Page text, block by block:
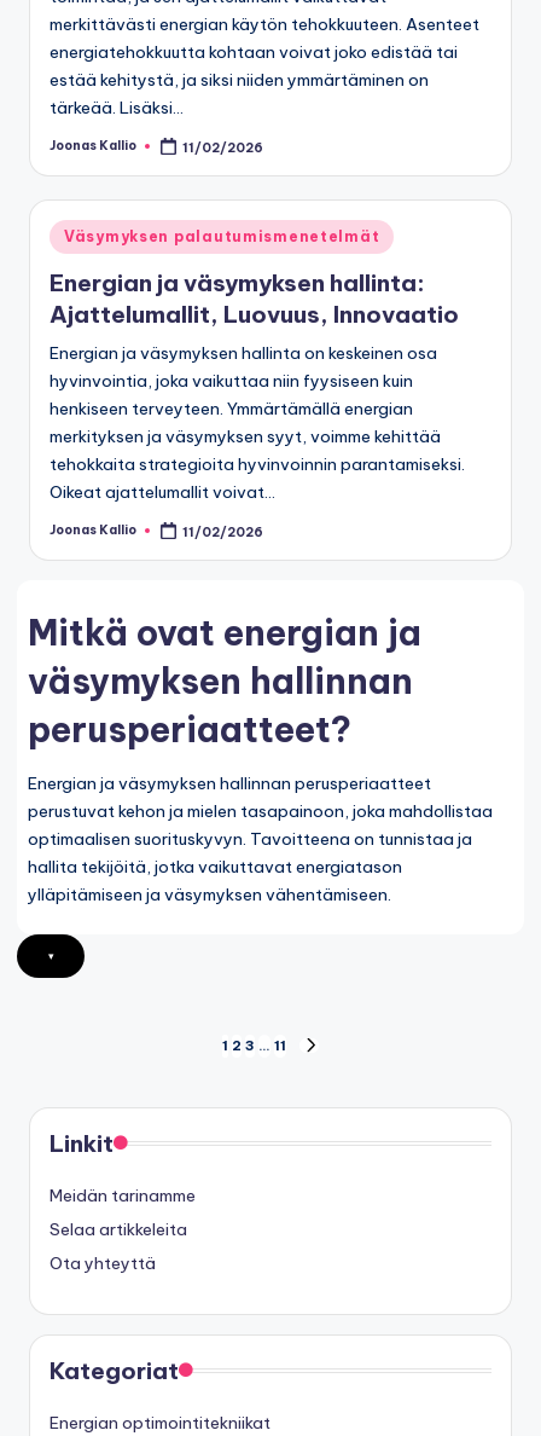
merkittävästi energian käytön tehokkuuteen. Asenteet
energiatehokkuutta kohtaan voivat joko edistää tai
estää kehitystä, ja siksi niiden ymmärtäminen on
tärkeää. Lisäksi…
Posted
Joonas Kallio 11/02/2026
Posted
in
Väsymyksen palautumismenetelmät
Energian ja väsymyksen hallinta:
Ajattelumallit, Luovuus, Innovaatio
Energian ja väsymyksen hallinta on keskeinen osa
hyvinvointia, joka vaikuttaa niin fyysiseen kuin
henkiseen terveyteen. Ymmärtämällä energian
merkityksen ja väsymyksen syyt, voimme kehittää
tehokkaita strategioita hyvinvoinnin parantamiseksi.
Oikeat ajattelumallit voivat…
Posted
Joonas Kallio 11/02/2026
Mitkä ovat energian ja
väsymyksen hallinnan
perusperiaatteet?
Energian ja väsymyksen hallinnan perusperiaatteet
perustuvat kehon ja mielen tasapainoon, joka mahdollistaa
optimaalisen suorituskyvyn. Tavoitteena on tunnistaa ja
hallita tekijöitä, jotka vaikuttavat energiatason
ylläpitämiseen ja väsymyksen vähentämiseen.
▾
pagination
1 2 3 … 11
Linkit
Meidän tarinamme
Selaa artikkeleita
Ota yhteyttä
Kategoriat
Energian optimointitekniikat